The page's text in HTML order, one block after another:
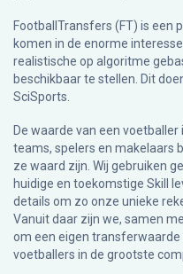
FootballTransfers (FT) is
komen in de enorme
realistische op algoritme
beschikbaar te stellen. Dit
SciSports
De waarde van een
teams, spelers en makelaars
ze waard zijn. Wij gebruiken
huidige en toekomstige Skill
details om zo onze unieke
Vanuit daar zijn we, samen
om een eigen transferwaarde
voetballers in de grootste